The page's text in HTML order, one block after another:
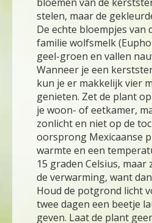
stelen, maar de
De echte bloempjes van
familie wolfsmelk
geel-groen en vallen
Wanneer je een
kun je er makkelijk vier
genieten. Zet de plant
je woon- of eetkamer,
zonlicht en niet op de
oorsprong Mexicaanse
warmte en een
15 graden Celsius,
de verwarming, want
Houd de potgrond licht
twee dagen een beetje
geven. Laat de plant